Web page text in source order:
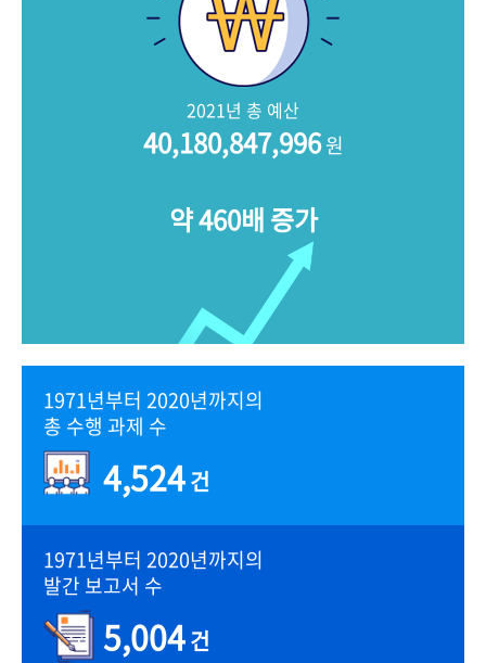
2021년 총 예산
40,180,847,996원
약 460배 증가
1971년부터 2020년까지의
총 수행 과제 수
4,524건
1971년부터 2020년까지의
발간 보고서 수
5,004건